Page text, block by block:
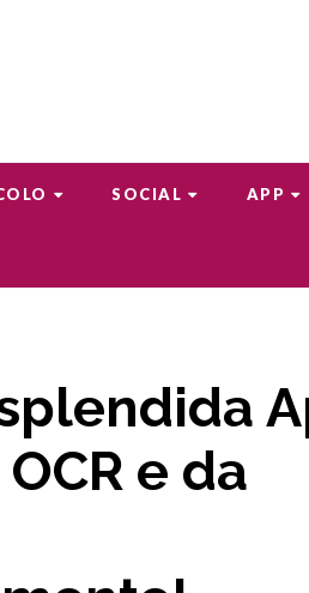
SOCIAL APP
splendida
e da